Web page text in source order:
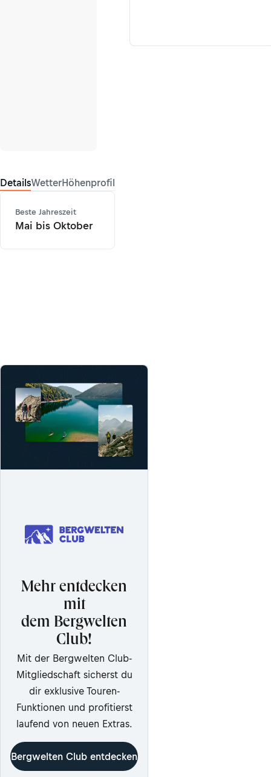
DetailsWetterHöhenprofil
Beste Jahreszeit
Mai bis Oktober
Mehr entdecken
mit
dem Bergwelten
Club!
Mit der Bergwelten Club-
Mitgliedschaft sicherst du
dir exklusive Touren-
Funktionen und profitierst
laufend von neuen Extras.
Bergwelten Club entdecken